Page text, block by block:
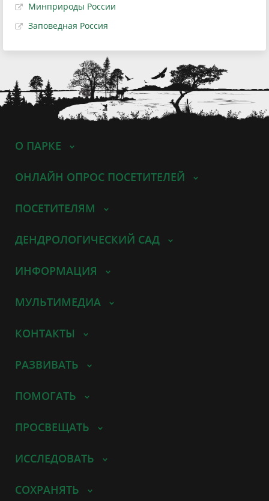
Минприроды России
Заповедная Россия
О ПАРКЕ
ОНЛАЙН ОПРОС ПОСЕТИТЕЛЕЙ
ПОСЕТИТЕЛЯМ
ДЕНДРОЛОГИЧЕСКИЙ САД
ИНФОРМАЦИЯ
МУЛЬТИМЕДИА
КОНТАКТЫ
РАЗВИВАТЬ
ПОМОГАТЬ
ПРОСВЕЩАТЬ
ИССЛЕДОВАТЬ
СОХРАНЯТЬ